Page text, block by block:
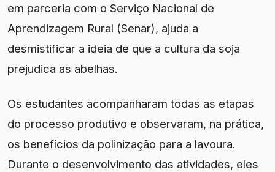
em parceria com o Serviço Nacional de
Aprendizagem Rural (Senar), ajuda a
desmistificar a ideia de que a cultura da soja
prejudica as abelhas.
Os estudantes acompanharam todas as etapas
do processo produtivo e observaram, na prática,
os benefícios da polinização para a lavoura.
Durante o desenvolvimento das atividades, eles